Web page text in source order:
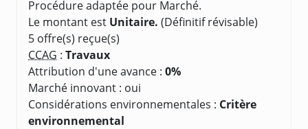
Procédure adaptée pour Marché.
Le montant est Unitaire. (Définitif révisable)
5 offre(s) reçue(s)
CCAG : Travaux
Attribution d'une avance : 0%
Marché innovant : oui
Considérations environnementales : Critère
environnemental